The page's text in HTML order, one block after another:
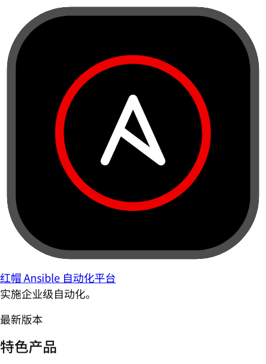
红帽 Ansible 自动化平台
实施企业级自动化。
最新版本
特色产品